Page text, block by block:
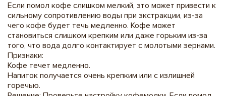
Если помол кофе слишком мелкий, это может привести к
сильному сопротивлению воды при экстракции, из-за
чего кофе будет течь медленно. Кофе может
становиться слишком крепким или даже горьким из-за
того, что вода долго контактирует с молотыми зернами.
Признаки:
Кофе течет медленно.
Напиток получается очень крепким или с излишней
горечью.